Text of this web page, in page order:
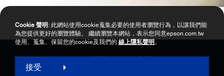
Copyright © 2000-2026 台灣愛普生科技股份有限公司
網站使用暨會員服務條款
Cookie 聲明 : 此網站使用cookie蒐集必要的使用者瀏覽行為，以讓我們能
為您提供更好的瀏覽體驗。 繼續瀏覽本網站，表示您同意epson.com.tw
使用、蒐集、保留您的cookie及我們的 線上隱私聲明 。
接受